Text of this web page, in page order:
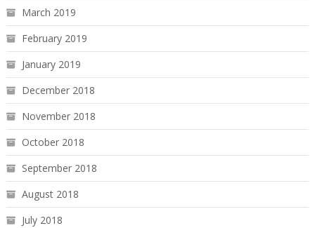
March 2019
February 2019
January 2019
December 2018
November 2018
October 2018
September 2018
August 2018
July 2018